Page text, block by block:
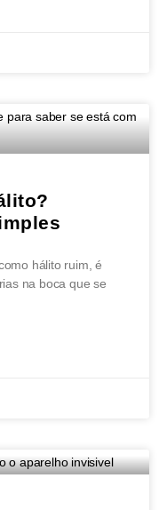
hálito ruim, é
na boca que se